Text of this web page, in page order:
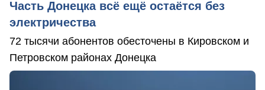
Часть Донецка всё ещё остаётся без
электричества
72 тысячи абонентов обесточены в Кировском и
Петровском районах Донецка